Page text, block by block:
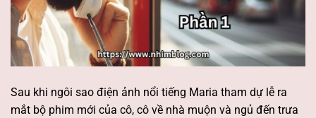
Sau khi ngôi sao điện ảnh nổi tiếng Maria tham dự lễ ra
mắt bộ phim mới của cô, cô về nhà muộn và ngủ đến trưa